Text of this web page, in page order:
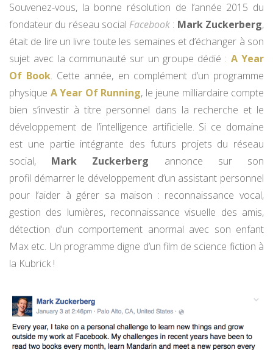
Souvenez-vous, la bonne résolution de l’année 2015 du
fondateur du réseau social Facebook : Mark Zuckerberg,
était de lire un livre toute les semaines et d’échanger à son
sujet avec la communauté sur un groupe dédié : A Year
Of Book. Cette année, en complément d’un programme
physique A Year Of Running, le jeune milliardaire compte
bien s’investir à titre personnel dans la recherche et le
développement de l’intelligence artificielle. Si ce domaine
est une partie intégrante des futurs projets du réseau
social, Mark Zuckerberg annonce sur son
profil démarrer le développement d’un assistant personnel
pour l’aider à gérer sa maison : reconnaissance vocal,
gestion des lumières, reconnaissance visuelle des amis,
détection d’un comportement anormal avec son enfant
Max etc. Un programme digne d’un film de science fiction à
la Kubrick !